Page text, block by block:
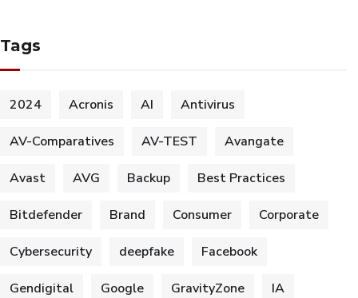
Tags
2024 Acronis AI Antivirus
AV-Comparatives AV-TEST Avangate
Avast AVG Backup Best Practices
Bitdefender Brand Consumer Corporate
Cybersecurity deepfake Facebook
Gendigital Google GravityZone IA